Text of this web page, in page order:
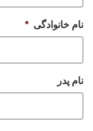
نام خانوادگی *
نام پدر